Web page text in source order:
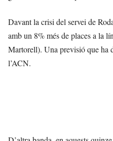
Davant la crisi del servei de
amb un 8% més de places a la
Martorell). Una previsió que ha
l’ACN.